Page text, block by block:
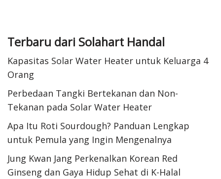
Terbaru dari Solahart Handal
Kapasitas Solar Water Heater untuk Keluarga 4
Orang
Perbedaan Tangki Bertekanan dan Non-
Tekanan pada Solar Water Heater
Apa Itu Roti Sourdough? Panduan Lengkap
untuk Pemula yang Ingin Mengenalnya
Jung Kwan Jang Perkenalkan Korean Red
Ginseng dan Gaya Hidup Sehat di K-Halal